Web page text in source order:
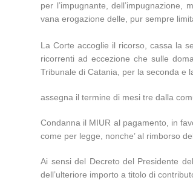
per l’impugnante,
vana erogazione delle, pur sempre
La Corte accoglie il ricorso, cassa la
ricorrenti ad eccezione che sulle
Tribunale di Catania, per la seconda e
assegna il termine di mesi tre dalla
Condanna il MIUR al pagamento, in
come per legge, nonche’ al rimborso
Ai sensi del Decreto del Presidente
dell’ulteriore importo a titolo di